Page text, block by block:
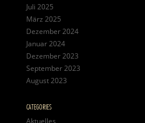
Juli 2025
März 2025
Dezember 2024
Januar 2024
Dezember 2023
September 2023
August 2023
CATEGORIES
Aktuelles